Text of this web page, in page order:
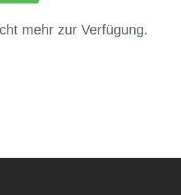
mehr zur Verfügung.